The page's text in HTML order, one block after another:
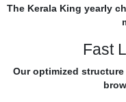
The Kerala King yearly
Fast
Our optimized